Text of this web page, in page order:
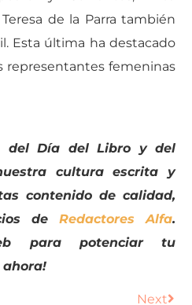
de la Parra también
Esta última ha destacado
representantes femeninas
del Día del Libro y del
cultura escrita y
contenido de calidad,
de Redactores Alfa.
para potenciar tu
ahora!
Next